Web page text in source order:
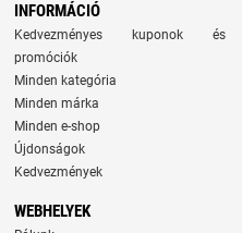
INFORMÁCIÓ
Kedvezményes kuponok és
promóciók
Minden kategória
Minden márka
Minden e-shop
Újdonságok
Kedvezmények
WEBHELYEK